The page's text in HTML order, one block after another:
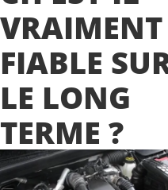
VRAIMENT
FIABLE
LE LONG
TERME ?